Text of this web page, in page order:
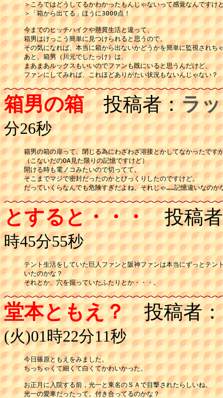
＞ころではどうしてるかわかったもんじゃないって感覚なんです
＞「箱から出てる」ほうに3000点！
今までのヒッチハイクや懸賞生活と違って、
箱男はけっこう簡単に見つけられると思うので、
その気になれば、本当に箱から出ないかどうかを簡単に監視されち
あと、箱男（川元でしたっけ）は、
まあまあルックスもいいのでファンも既にいると思うんだけど、
箱男の箱投稿者：ラ
分26秒
箱男の箱の扉って、閉じる為にわざわざ溶接とかしてなかったです
（こないだのOA見た限りの記憶ですけど）
開ける時も電ノコみたいので切ってて。
そこまでマジで密封だったのかとびっくりしたのですけど。
だっていくらなんでも危険すぎだよね、それじゃ……記憶違いなのか
とすると・・・投稿者
時45分55秒
テント生活をしていた巨人ファンと阪神ファンは本当にずっとテン
いたのかな？
それとか、穴を掘っていたふたりとか・・・。
堂本ともえ？投稿者：
(火)01時22分11秒
今日篠原ともえをみました。
ちっちゃくて細くて白くてかわいかった。
お正月に入院する前，光一と東名のＳＡで目撃されたらしいね。
光一の愛車だったって。付き合ってるのかな？